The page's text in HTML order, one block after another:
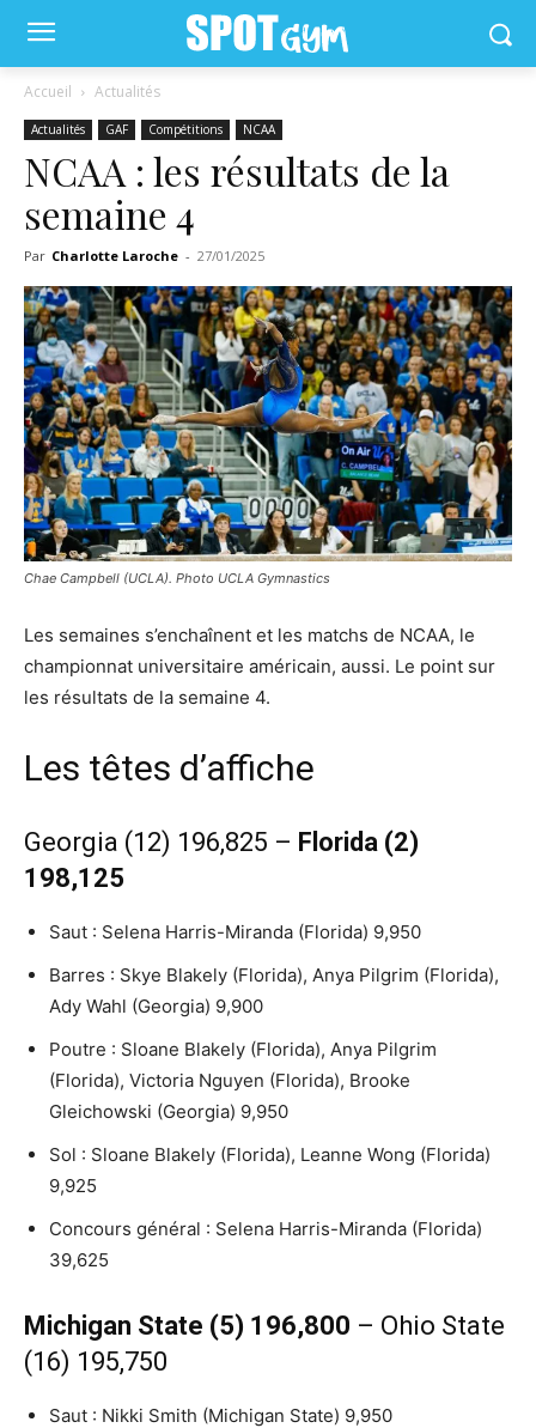
Accueil Actualités
Actualités GAF Compétitions NCAA
NCAA : les résultats de la
semaine 4
Par Charlotte Laroche - 27/01/2025
Chae Campbell (UCLA). Photo UCLA Gymnastics
Les semaines s’enchaînent et les matchs de NCAA, le
championnat universitaire américain, aussi. Le point sur
les résultats de la semaine 4.
Les têtes d’affiche
Georgia (12) 196,825 – Florida (2)
198,125
Saut : Selena Harris-Miranda (Florida) 9,950
Barres : Skye Blakely (Florida), Anya Pilgrim (Florida),
Ady Wahl (Georgia) 9,900
Poutre : Sloane Blakely (Florida), Anya Pilgrim
(Florida), Victoria Nguyen (Florida), Brooke
Gleichowski (Georgia) 9,950
Sol : Sloane Blakely (Florida), Leanne Wong (Florida)
9,925
Concours général : Selena Harris-Miranda (Florida)
39,625
Michigan State (5) 196,800 – Ohio State
(16) 195,750
Saut : Nikki Smith (Michigan State) 9,950